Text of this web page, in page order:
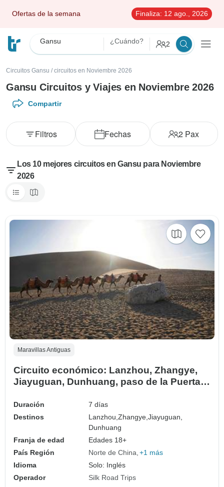
Ofertas de la semana Finaliza: 12 ago., 2026
Gansu ¿Cuándo? 2
Circuitos Gansu / circuitos en Noviembre 2026
Gansu Circuitos y Viajes en Noviembre 2026
Compartir
Fechas 2 Pax
Filtros
Los 10 mejores circuitos en Gansu para Noviembre
2026
Maravillas Antiguas
Circuito económico: Lanzhou, Zhangye,
Jiayuguan, Dunhuang, paso de la Puerta
Duración
7 días
Destinos
Lanzhou,Zhangye,Jiayuguan,
Dunhuang
Franja de edad
Edades 18+
País Región
Norte de China +1 más
Idioma
Solo: Inglés
Operador
Silk Road Trips